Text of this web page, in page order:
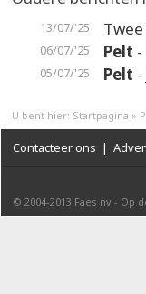
13/07/'25
06/07/'25 Pelt
05/07/'25 Pelt
U bent hier: Startpagina »
Contacteer ons |
© 2004-2013 Faes nv - Op